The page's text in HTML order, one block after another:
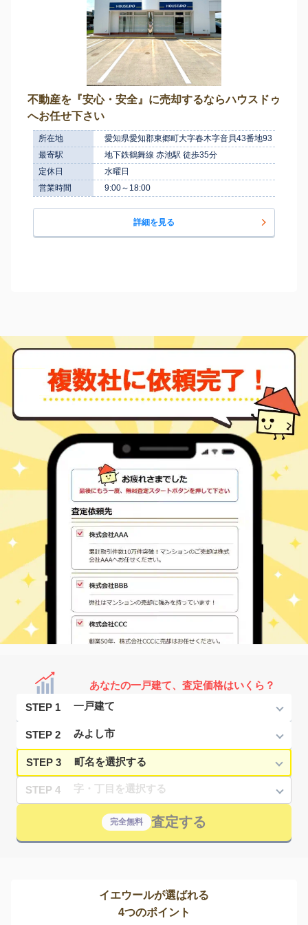
不動産を『安心・安全』に売却するならハウスドゥ
へお任せ下さい
所在地
愛知県愛知郡東郷町大字春木字音貝43番地93
最寄駅
地下鉄鶴舞線 赤池駅 徒歩35分
定休日
水曜日
営業時間
9:00～18:00
詳細を見る
あなたの一戸建て、査定価格はいくら？
STEP 1
STEP 2
STEP 3
STEP 4
完全無料 査定する
イエウールが選ばれる
4つのポイント